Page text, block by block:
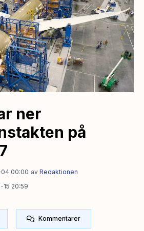
ner
på
00:00 av Redaktionen
20:59
Kommentarer